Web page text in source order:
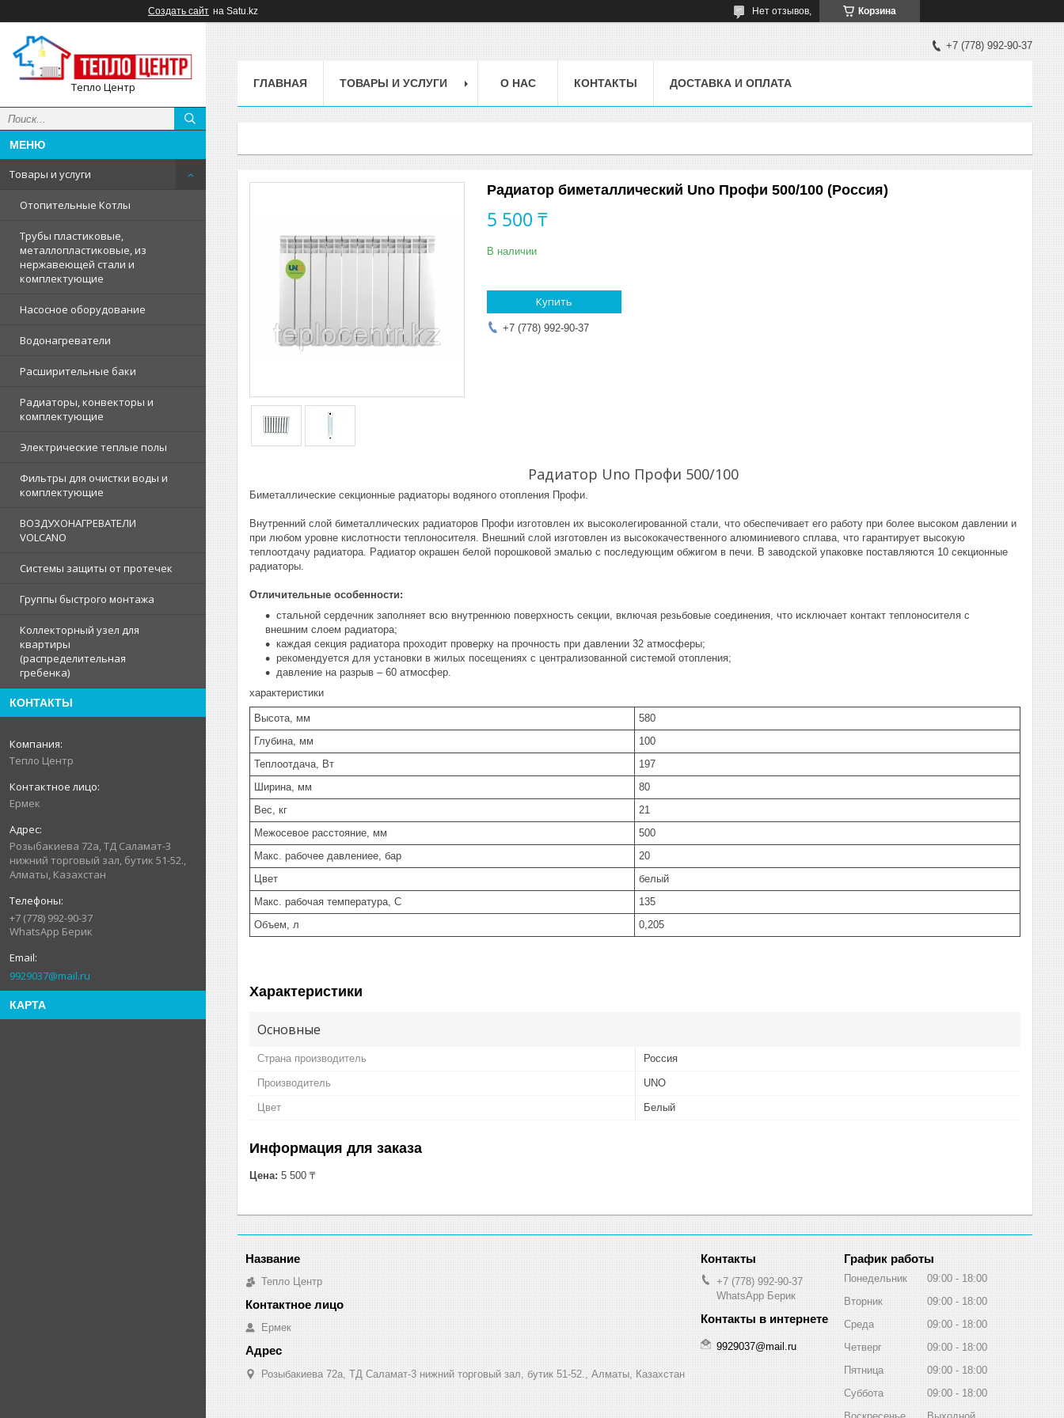
Создать сайт на Satu.kz Корзина
Нет отзывов,
Тепло Центр
Товары и услуги
Отопительные Котлы
Трубы пластиковые,
металлопластиковые, из
нержавеющей стали и
комплектующие
Насосное оборудование
Водонагреватели
Расширительные баки
Радиаторы, конвекторы и
комплектующие
Электрические теплые полы
Фильтры для очистки воды и
комплектующие
ВОЗДУХОНАГРЕВАТЕЛИ
VOLCANO
Системы защиты от протечек
Группы быстрого монтажа
Коллекторный узел для
квартиры
(распределительная
гребенка)
КОНТАКТЫ
Тепло Центр
Ермек
Розыбакиева 72а, ТД Саламат-3
нижний торговый зал, бутик 51-52.,
Алматы, Казахстан
+7 (778) 992-90-37
WhatsApp Берик
9929037@mail.ru
КАРТА
+7 (778) 992-90-37
ГЛАВНАЯ ТОВАРЫ И УСЛУГИ О НАС КОНТАКТЫ ДОСТАВКА И ОПЛАТА
Радиатор биметаллический Uno Профи 500/100 (Россия)
5 500 ₸
В наличии
Купить
+7 (778) 992-90-37
Радиатор Uno Профи 500/100
Биметаллические секционные радиаторы водяного отопления Профи.
Внутренний слой биметаллических радиаторов Профи изготовлен их высоколегированной стали, что обеспечивает его работу при более высоком давлении и
при любом уровне кислотности теплоносителя. Внешний слой изготовлен из высококачественного алюминиевого сплава, что гарантирует высокую
теплоотдачу радиатора. Радиатор окрашен белой порошковой эмалью с последующим обжигом в печи. В заводской упаковке поставляются 10 секционные
радиаторы.
Отличительные особенности:
стальной сердечник заполняет всю внутреннюю поверхность секции, включая резьбовые соединения, что исключает контакт теплоносителя с
внешним слоем радиатора;
каждая секция радиатора проходит проверку на прочность при давлении 32 атмосферы;
рекомендуется для установки в жилых посещениях с централизованной системой отопления;
давление на разрыв – 60 атмосфер.
характеристики
Высота, мм
580
Глубина, мм
100
Теплоотдача, Вт
197
Ширина, мм
80
Вес, кг
21
Межосевое расстояние, мм
500
Макс. рабочее давлениее, бар
20
Цвет
белый
Макс. рабочая температура, С
135
Объем, л
0,205
Характеристики
Основные
Страна производитель Россия
Производитель UNO
Цвет Белый
Информация для заказа
Цена: 5 500 ₸
Тепло Центр
Ермек
Розыбакиева 72а, ТД Саламат-3 нижний торговый зал, бутик 51-52., Алматы, Казахстан
+7 (778) 992-90-37
WhatsApp Берик
9929037@mail.ru
График работы
Понедельник 09:00
18:00
Вторник
09:00
18:00
Среда
09:00
18:00
Четверг
09:00
18:00
Пятница
09:00
18:00
Суббота
09:00
18:00